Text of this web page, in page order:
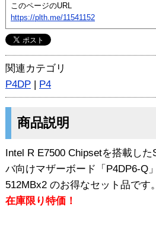
このページのURL
https://plth.me/11541152
関連カテゴリ
P4DP | P4
商品説明
Intel R E7500 Chipsetを搭載し
バ向けマザーボード「P4DP6-Q
512MBx2 のお得なセット品です
在庫限り特価！